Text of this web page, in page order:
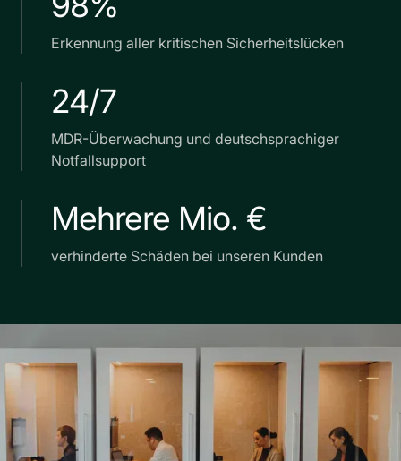
Erkennung aller kritischen Sicherheitslücken
24/7
MDR-Überwachung und deutschsprachiger
Notfallsupport
Mehrere Mio. €
verhinderte Schäden bei unseren Kunden